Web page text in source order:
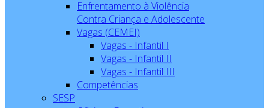
Enfrentamento à Violência
Contra Criança e Adolescente
Vagas (CEMEI)
Vagas - Infantil I
Vagas - Infantil II
Vagas - Infantil III
Competências
SESP